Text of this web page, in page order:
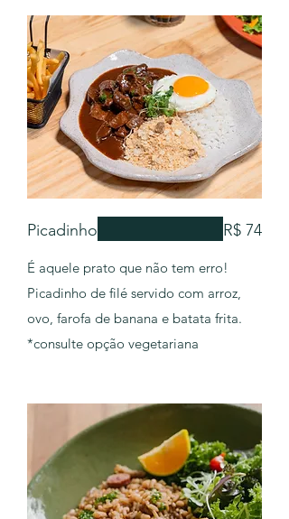
Picadinho
É aquele prato que não tem erro!
Picadinho de filé servido com arroz,
ovo, farofa de banana e batata frita.
*consulte opção vegetariana
R$ 74